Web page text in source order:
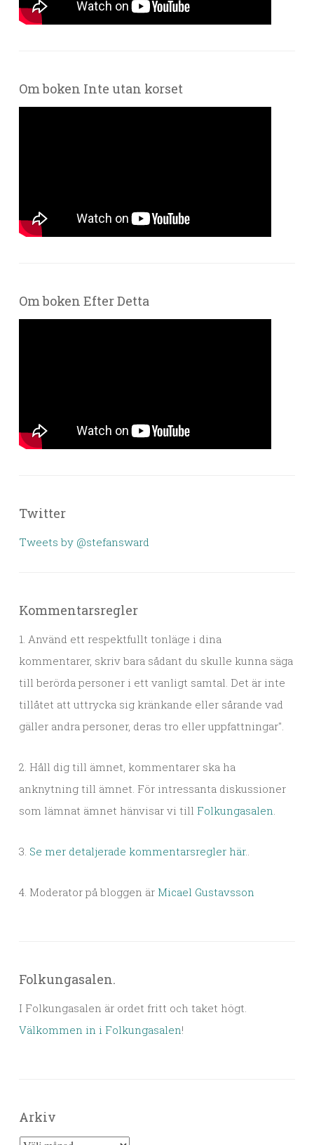
Om boken Inte utan korset
Om boken Efter Detta
Twitter
Tweets by @stefansward
Kommentarsregler
1. Använd ett respektfullt tonläge i dina
kommentarer, skriv bara sådant du skulle kunna säga
till berörda personer i ett vanligt samtal. Det är inte
tillåtet att uttrycka sig kränkande eller sårande vad
gäller andra personer, deras tro eller uppfattningar".
2. Håll dig till ämnet, kommentarer ska ha
anknytning till ämnet. För intressanta diskussioner
som lämnat ämnet hänvisar vi till Folkungasalen.
3. Se mer detaljerade kommentarsregler här..
4. Moderator på bloggen är Micael Gustavsson
Folkungasalen.
I Folkungasalen är ordet fritt och taket högt.
Välkommen in i Folkungasalen!
Arkiv